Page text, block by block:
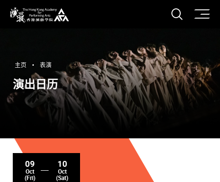
打开
主页 表演
演出日历
09
Oct
(Fri)
10
Oct
(Sat)